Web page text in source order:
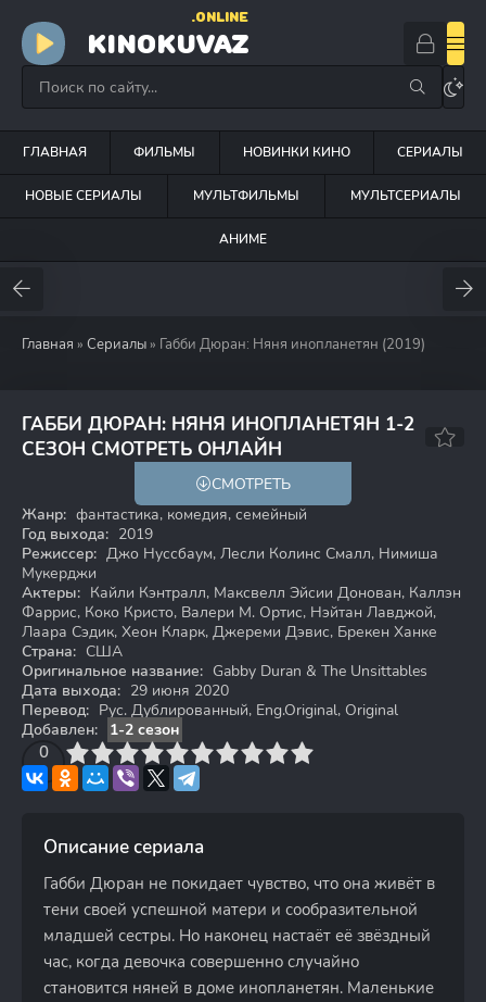
KINOKUVAZ
.ONLINE
ГЛАВНАЯ ФИЛЬМЫ НОВИНКИ КИНО СЕРИАЛЫ
НОВЫЕ СЕРИАЛЫ МУЛЬТФИЛЬМЫ МУЛЬТСЕРИАЛЫ
АНИМЕ
Главная » Сериалы » Габби Дюран: Няня инопланетян (2019)
ГАББИ ДЮРАН: НЯНЯ ИНОПЛАНЕТЯН 1-2
СЕЗОН СМОТРЕТЬ ОНЛАЙН
5.9
СМОТРЕТЬ
Жанр: фантастика, комедия, семейный
Год выхода: 2019
Режиссер: Джо Нуссбаум, Лесли Колинс Смалл, Нимиша
Мукерджи
Актеры: Кайли Кэнтралл, Максвелл Эйсии Донован, Каллэн
Фаррис, Коко Кристо, Валери М. Ортис, Нэйтан Лавджой,
Лаара Сэдик, Хеон Кларк, Джереми Дэвис, Брекен Ханке
Страна: США
Оригинальное название: Gabby Duran & The Unsittables
Дата выхода: 29 июня 2020
Перевод: Рус. Дублированный, Eng.Original, Original
Добавлен:
1-2 сезон
0
4 6 7 8 9 10
Описание сериала
Габби Дюран не покидает чувство, что она живёт в
тени своей успешной матери и сообразительной
младшей сестры. Но наконец настаёт её звёздный
час, когда девочка совершенно случайно
становится няней в доме инопланетян. Маленькие